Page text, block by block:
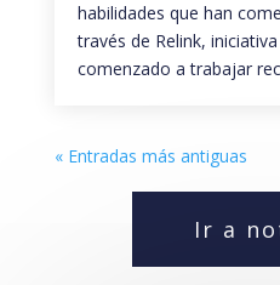
habilidades que han
través de Relink,
comenzado a trabajar
« Entradas más antiguas
Ir a